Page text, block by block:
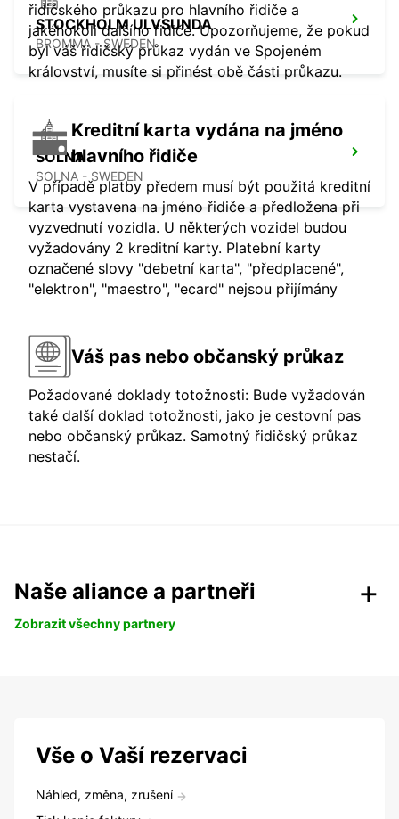
STOCKHOLM ULVSUNDA
BROMMA - SWEDEN
SOLNA
SOLNA - SWEDEN
řidičského průkazu pro hlavního řidiče a
jakéhokoli dalšího řidiče. Upozorňujeme, že pokud
byl váš řidičský průkaz vydán ve Spojeném
království, musíte si přinést obě části průkazu.
Kreditní karta vydána na jméno
hlavního řidiče
V případě platby předem musí být použitá kreditní
karta vystavena na jméno řidiče a předložena při
vyzvednutí vozidla. U některých vozidel budou
vyžadovány 2 kreditní karty. Platební karty
označené slovy "debetní karta", "předplacené",
"elektron", "maestro", "ecard" nejsou přijímány
Váš pas nebo občanský průkaz
Požadované doklady totožnosti: Bude vyžadován
také další doklad totožnosti, jako je cestovní pas
nebo občanský průkaz. Samotný řidičský průkaz
nestačí.
Naše aliance a partneři
Zobrazit všechny partnery
Vše o Vaší rezervaci
Náhled, změna, zrušení